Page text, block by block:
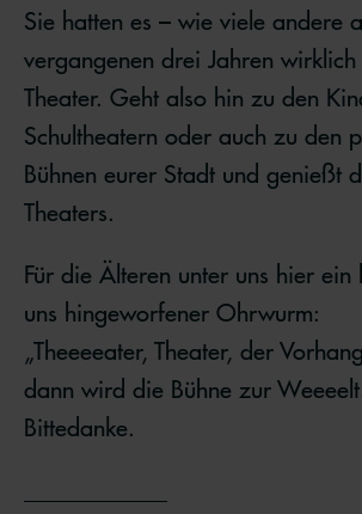
Sie hatten es – wie viele andere
vergangenen drei Jahren
Theater. Geht also hin zu den
Schultheatern oder auch zu den
Bühnen eurer Stadt und genießt
Theaters.
Für die Älteren unter uns hier ein
uns hingeworfener Ohrwurm:
„Theeeeater, Theater, der
dann wird die Bühne zur
Bittedanke.